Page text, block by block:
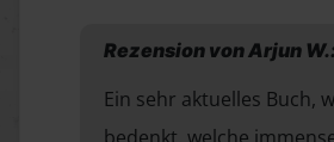
Rezension von Arjun W.:
Ein sehr aktuelles Buch,